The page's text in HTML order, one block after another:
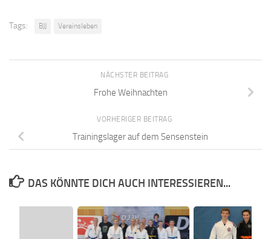
Tags: BJJ Vereinsleben
NÄCHSTER BEITRAG
Frohe Weihnachten
VORHERIGER BEITRAG
Trainingslager auf dem Sensenstein
DAS KÖNNTE DICH AUCH INTERESSIEREN...